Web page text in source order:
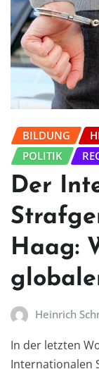
BILDUNG
POLITIK
Der
Haag:
Heinrich
In der letzten
Internationalen